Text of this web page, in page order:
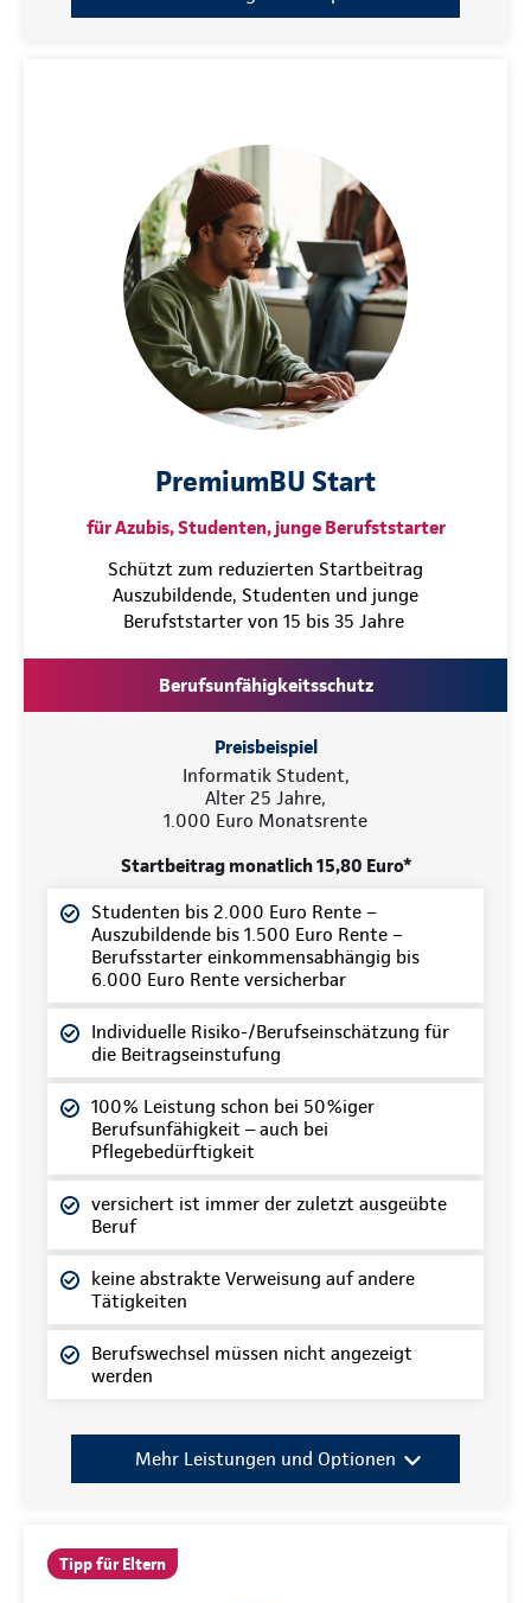
PremiumBU Start
für Azubis, Studenten, junge Berufststarter
Schützt zum reduzierten Startbeitrag
Auszubildende, Studenten und junge
Berufststarter von 15 bis 35 Jahre
Berufsunfähigkeitsschutz
Preisbeispiel
Informatik Student,
Alter 25 Jahre,
1.000 Euro Monatsrente
Startbeitrag monatlich 15,80 Euro*
Studenten bis 2.000 Euro Rente –
Auszubildende bis 1.500 Euro Rente –
Berufsstarter einkommensabhängig bis
6.000 Euro Rente versicherbar
Individuelle Risiko-/Berufseinschätzung für
die Beitragseinstufung
100% Leistung schon bei 50%iger
Berufsunfähigkeit –auch bei
Pflegebedürftigkeit
versichert ist immer der zuletzt ausgeübte
Beruf
keine abstrakte Verweisung auf andere
Tätigkeiten
Berufswechsel müssen nicht angezeigt
werden
Mehr Leistungen und Optionen
Tipp für Eltern